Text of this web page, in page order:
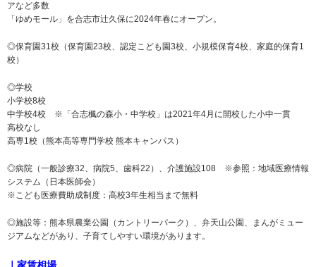
アなど多数
「ゆめモール」を合志市辻久保に2024年春にオープン。
◎保育園31校（保育園23校、認定こども園3校、小規模保育4校、家庭的保育1
校）
◎学校
小学校8校
中学校4校 ※「合志楓の森小・中学校」は2021年4月に開校した小中一貫
高校なし
高専1校（熊本高等専門学校 熊本キャンパス）
◎病院（一般診療32、病院5、歯科22）、介護施設108 ※参照：地域医療情報
システム（日本医師会）
※こども医療費助成制度：高校3年生相当まで無料
◎施設等：熊本県農業公園（カントリーパーク）、弁天山公園、まんがミュー
ジアムなどがあり、子育てしやすい環境があります。